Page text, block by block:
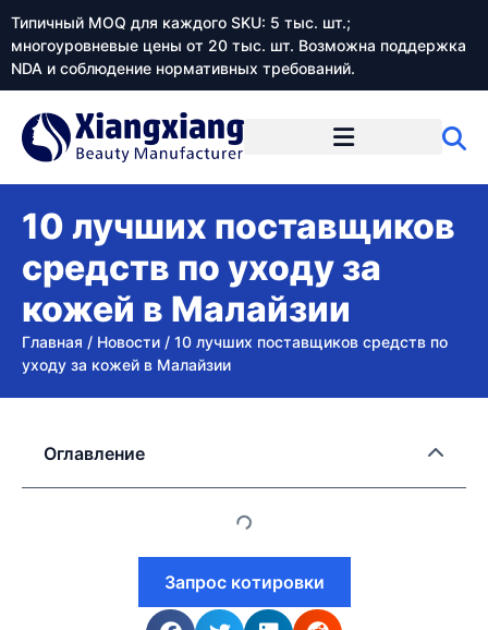
Типичный MOQ для каждого SKU: 5 тыс. шт.;
многоуровневые цены от 20 тыс. шт. Возможна поддержка
NDA и соблюдение нормативных требований.
10 лучших поставщиков
средств по уходу за
кожей в Малайзии
Главная / Новости / 10 лучших поставщиков средств по
уходу за кожей в Малайзии
Оглавление
Запрос котировки